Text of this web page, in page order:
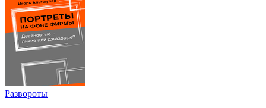
Развороты